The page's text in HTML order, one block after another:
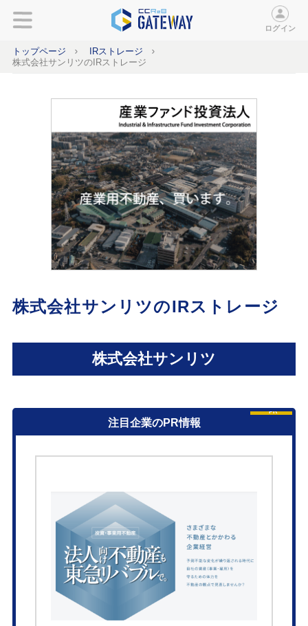
ログイン
トップページ
IRストレージ
株式会社サンリツのIRストレージ
株式会社サンリツのIRストレージ
株式会社サンリツ
注目企業のPR情報
PR